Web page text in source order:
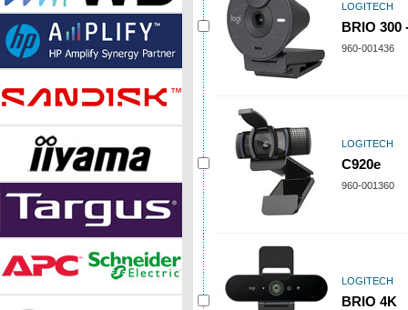
LOGITECH
BRIO 300
960-001436
LOGITECH
C920e
960-001360
LOGITECH
BRIO 4K